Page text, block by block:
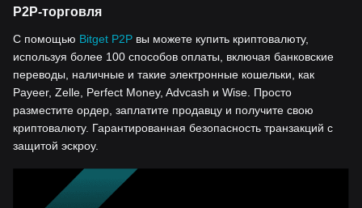
P2P-торговля
С помощью Bitget P2P вы можете купить криптовалюту,
используя более 100 способов оплаты, включая банковские
переводы, наличные и такие электронные кошельки, как
Payeer, Zelle, Perfect Money, Advcash и Wise. Просто
разместите ордер, заплатите продавцу и получите свою
криптовалюту. Гарантированная безопасность транзакций с
защитой эскроу.